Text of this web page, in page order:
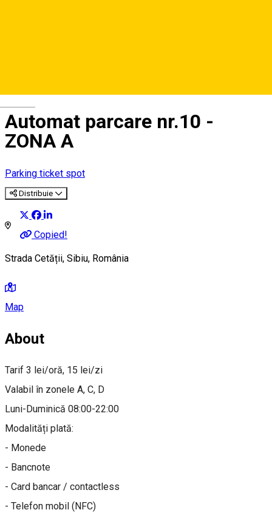
Automat parcare nr.10 -
ZONA A
Parking ticket spot
Distribuie
Copied!
Strada Cetății, Sibiu, România
Map
About
Tarif 3 lei/oră, 15 lei/zi
Valabil în zonele A, C, D
Luni-Duminică 08:00-22:00
Modalități plată:
- Monede
- Bancnote
- Card bancar / contactless
- Telefon mobil (NFC)